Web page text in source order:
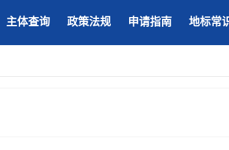
主体查询 政策法规 申请指南 地标常